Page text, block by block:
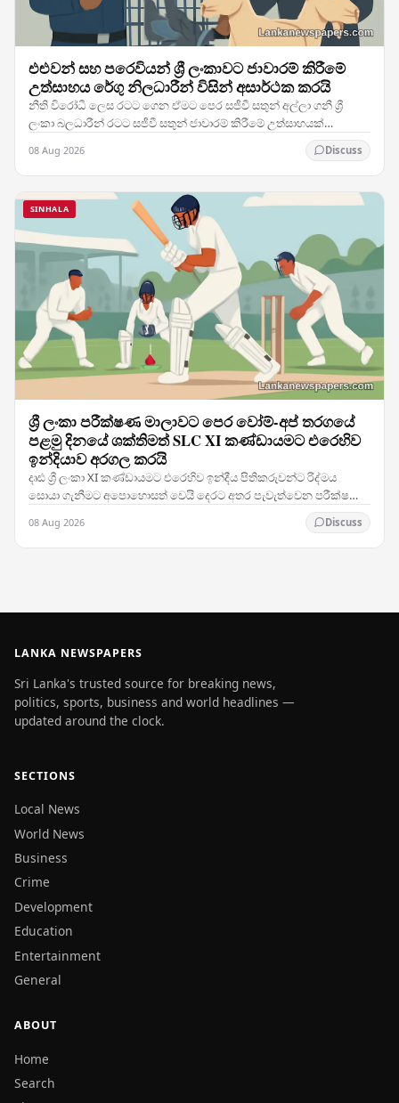
එළුවන් සහ පරෙවියන් ශ්‍රී ලංකාවට ජාවාරම් කිරීමේ
උත්සාහය රේගු නිලධාරීන් විසින් අසාර්ථක කරයි
නීති විරෝධී ලෙස රටට ගෙන ඒමට පෙර සජීවී සතුන් අල්ලා ගනී ශ්‍රී
ලංකා බලධාරීන් රටට සජීවී සතුන් ජාවාරම් කිරීමේ උත්සාහයක්
08 Aug 2026 Discuss
SINHALA
ශ්‍රී ලංකා පරීක්ෂණ මාලාවට පෙර වෝම්-අප් තරගයේ
පළමු දිනයේ ශක්තිමත් SLC XI කණ්ඩායමට එරෙහිව
ඉන්දියාව අරගල කරයි
දෘඪ ශ්‍රී ලංකා XI කණ්ඩායමට එරෙහිව ඉන්දීය පිතිකරුවන්ට රිද්මය
සොයා ගැනීමට අපොහොසත් වෙයි දෙරට අතර පැවැත්වෙන පරීක්ෂණ
08 Aug 2026 Discuss
LANKA NEWSPAPERS
Sri Lanka's trusted source for breaking news,
politics, sports, business and world headlines —
updated around the clock.
SECTIONS
Local News
World News
Business
Crime
Development
Education
Entertainment
General
ABOUT
Home
Search